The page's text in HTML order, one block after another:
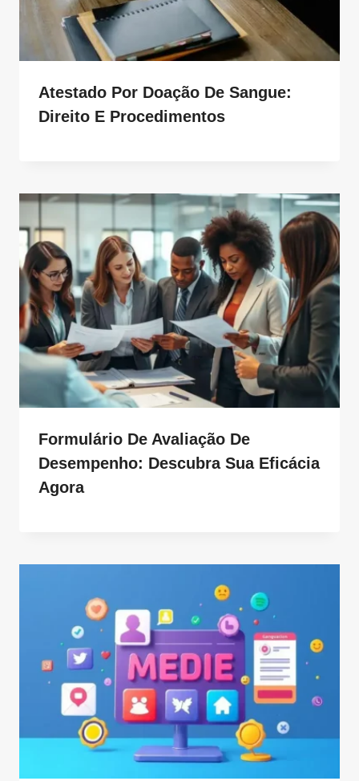
Atestado Por Doação De Sangue:
Direito E Procedimentos
Formulário De Avaliação De
Desempenho: Descubra Sua Eficácia
Agora